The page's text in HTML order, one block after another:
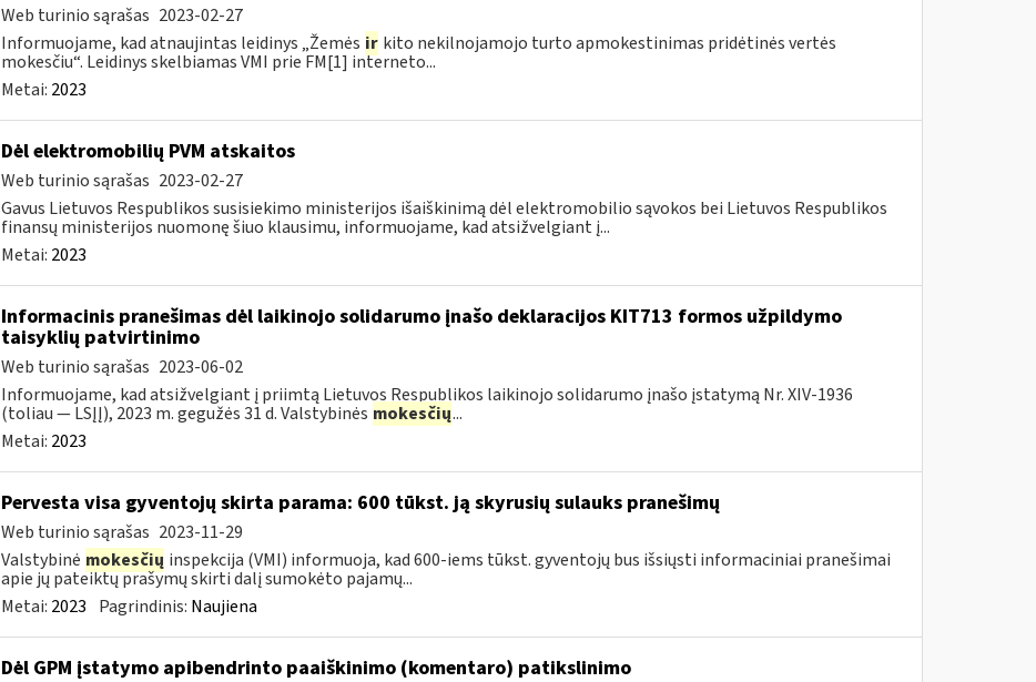
Web turinio sąrašas 2023-02-27
Informuojame, kad atnaujintas leidinys „Žemės ir kito nekilnojamojo turto apmokestinimas pridėtinės vertės
mokesčiu“. Leidinys skelbiamas VMI prie FM[1] interneto...
Metai: 2023
Dėl elektromobilių PVM atskaitos
Web turinio sąrašas 2023-02-27
Gavus Lietuvos Respublikos susisiekimo ministerijos išaiškinimą dėl elektromobilio sąvokos bei Lietuvos Respublikos
finansų ministerijos nuomonę šiuo klausimu, informuojame, kad atsižvelgiant į...
Metai: 2023
Informacinis pranešimas dėl laikinojo solidarumo įnašo deklaracijos KIT713 formos užpildymo
taisyklių patvirtinimo
Web turinio sąrašas 2023-06-02
Informuojame, kad atsižvelgiant į priimtą Lietuvos Respublikos laikinojo solidarumo įnašo įstatymą Nr. XIV-1936
(toliau — LSĮĮ), 2023 m. gegužės 31 d. Valstybinės mokesčių...
Metai: 2023
Pervesta visa gyventojų skirta parama: 600 tūkst. ją skyrusių sulauks pranešimų
Web turinio sąrašas 2023-11-29
Valstybinė mokesčių inspekcija (VMI) informuoja, kad 600-iems tūkst. gyventojų bus išsiųsti informaciniai pranešimai
apie jų pateiktų prašymų skirti dalį sumokėto pajamų...
Metai: 2023 Pagrindinis: Naujiena
Dėl GPM įstatymo apibendrinto paaiškinimo (komentaro) patikslinimo